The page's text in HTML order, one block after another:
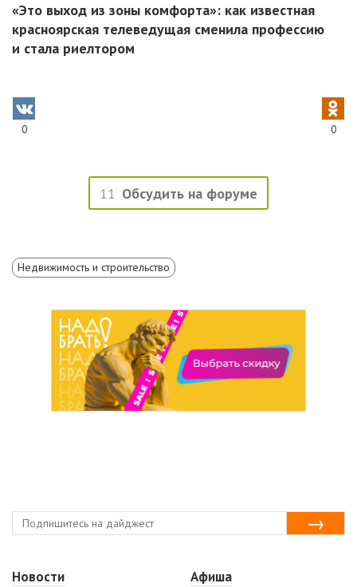
«Это выход из зоны комфорта»: как известная
красноярская телеведущая сменила профессию
и стала риелтором
0 0
11 Обсудить на форуме
Недвижимость и строительство
Новости
Афиша